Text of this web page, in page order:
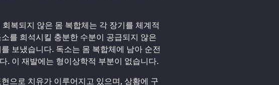
복되지 않은 몸 복합체는 각 장기를 체계적
를 희석시킬 충분한 수분이 공급되지 않은
보냈습니다. 독소는 몸 복합체에 남아 순전
. 이 재발에는 형이상학적 부분이 없습니다.
으로 치유가 이루어지고 있으며, 상황에 구